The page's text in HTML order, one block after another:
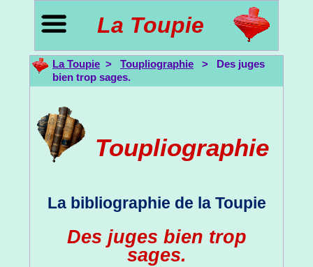
La Toupie
La Toupie > Toupliographie > Des juges
bien trop sages.
Toupliographie
La bibliographie de la Toupie
Des juges bien trop
sages.